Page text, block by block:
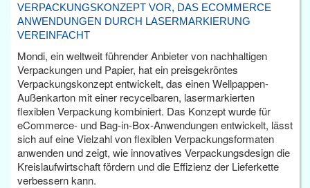
VERPACKUNGSKONZEPT VOR, DAS ECOMMERCE
ANWENDUNGEN DURCH LASERMARKIERUNG
VEREINFACHT
Mondi, ein weltweit führender Anbieter von nachhaltigen
Verpackungen und Papier, hat ein preisgekröntes
Verpackungskonzept entwickelt, das einen Wellpappen-
Außenkarton mit einer recycelbaren, lasermarkierten
flexiblen Verpackung kombiniert. Das Konzept wurde für
eCommerce- und Bag-in-Box-Anwendungen entwickelt, lässt
sich auf eine Vielzahl von flexiblen Verpackungsformaten
anwenden und zeigt, wie innovatives Verpackungsdesign die
Kreislaufwirtschaft fördern und die Effizienz der Lieferkette
verbessern kann.